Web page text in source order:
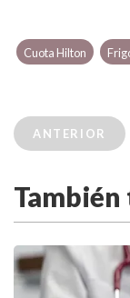
Cuota Hilton
ANTERIOR
También